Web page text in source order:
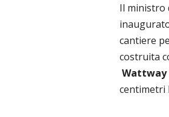
Il ministro
cantiere
costruita
Wattway
centimetri